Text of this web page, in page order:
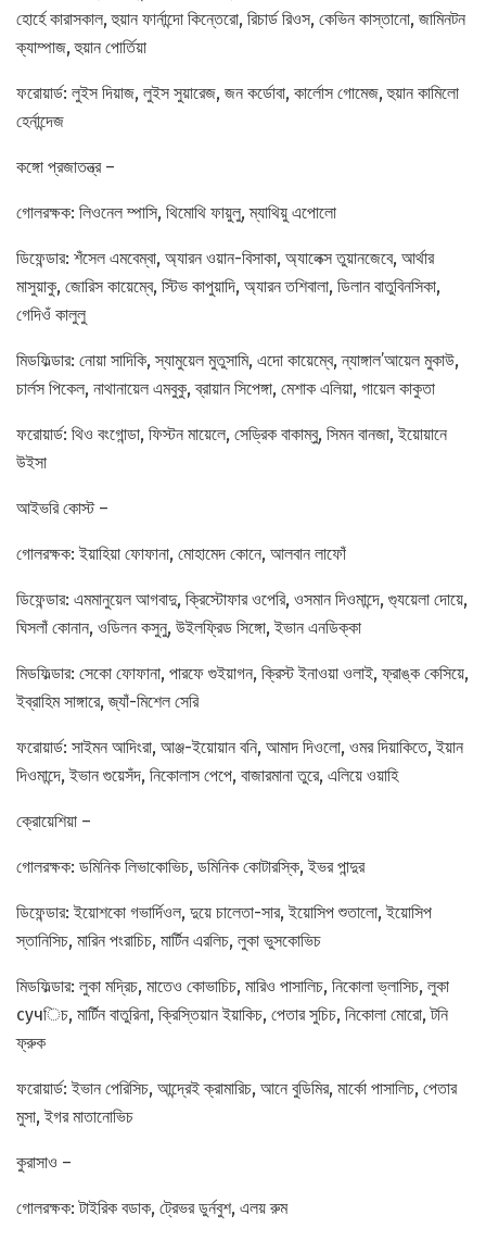
হোর্হে কারাসকাল, হুয়ান ফার্নান্দো কিন্তেরো, রিচার্ড রিওস, কেভিন কাস্তানো, জামিনটন
ক্যাম্পাজ, হুয়ান পোর্তিয়া
ফরোয়ার্ড: লুইস দিয়াজ, লুইস সুয়ারেজ, জন কর্ডোবা, কার্লোস গোমেজ, হুয়ান কামিলো
হের্নান্দেজ
কঙ্গো প্রজাতন্ত্র –
গোলরক্ষক: লিওনেল ম্পাসি, থিমোথি ফায়ুলু, ম্যাথিয়ু এপোলো
ডিফেন্ডার: শঁসেল এমবেম্বা, অ্যারন ওয়ান-বিসাকা, অ্যালেক্স তুয়ানজেবে, আর্থার
মাসুয়াকু, জোরিস কায়েম্বে, স্টিভ কাপুয়াদি, অ্যারন তশিবালা, ডিলান বাতুবিনসিকা,
গেদিওঁ কালুলু
মিডফিল্ডার: নোয়া সাদিকি, স্যামুয়েল মুতুসামি, এদো কায়েম্বে, ন্যাঙ্গাল’আয়েল মুকাউ,
চার্লস পিকেল, নাথানায়েল এমবুকু, ব্রায়ান সিপেঙ্গা, মেশাক এলিয়া, গায়েল কাকুতা
ফরোয়ার্ড: থিও বংগোন্ডা, ফিস্টন মায়েলে, সেড্রিক বাকাম্বু, সিমন বানজা, ইয়োয়ানে
উইসা
আইভরি কোস্ট –
গোলরক্ষক: ইয়াহিয়া ফোফানা, মোহামেদ কোনে, আলবান লাফোঁ
ডিফেন্ডার: এমমানুয়েল আগবাদু, ক্রিস্টোফার ওপেরি, ওসমান দিওমান্দে, গ্যুয়েলা দোয়ে,
ঘিসলাঁ কোনান, ওডিলন কসুনু, উইলফ্রিড সিঙ্গো, ইভান এনডিক্কা
মিডফিল্ডার: সেকো ফোফানা, পারফে গুইয়াগন, ক্রিস্ট ইনাওয়া ওলাই, ফ্রাঙ্ক কেসিয়ে,
ইব্রাহিম সাঙ্গারে, জ্যাঁ-মিশেল সেরি
ফরোয়ার্ড: সাইমন আদিংরা, আঞ্জ-ইয়োয়ান বনি, আমাদ দিওলো, ওমর দিয়াকিতে, ইয়ান
দিওমান্দে, ইভান গুয়েসঁদ, নিকোলাস পেপে, বাজারমানা তুরে, এলিয়ে ওয়াহি
ক্রোয়েশিয়া –
গোলরক্ষক: ডমিনিক লিভাকোভিচ, ডমিনিক কোটারস্কি, ইভর পান্দুর
ডিফেন্ডার: ইয়োশকো গভার্দিওল, দুয়ে চালেতা-সার, ইয়োসিপ শুতালো, ইয়োসিপ
স্তানিসিচ, মারিন পংরাচিচ, মার্টিন এরলিচ, লুকা ভুসকোভিচ
মিডফিল্ডার: লুকা মদ্রিচ, মাতেও কোভাচিচ, মারিও পাসালিচ, নিকোলা ভ্লাসিচ, লুকা
сучিচ, মার্টিন বাতুরিনা, ক্রিস্তিয়ান ইয়াকিচ, পেতার সুচিচ, নিকোলা মোরো, টনি
ফ্রুক
ফরোয়ার্ড: ইভান পেরিসিচ, আন্দ্রেই ক্রামারিচ, আনে বুডিমির, মার্কো পাসালিচ, পেতার
মুসা, ইগর মাতানোভিচ
কুরাসাও –
গোলরক্ষক: টাইরিক বডাক, ট্রেভর ডুর্নবুশ, এলয় রুম